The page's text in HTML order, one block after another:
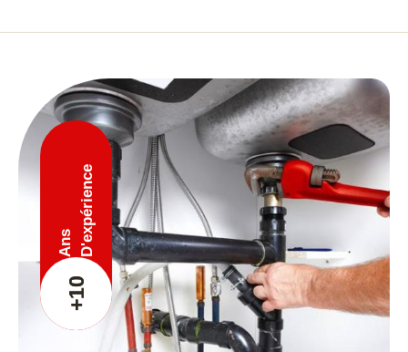
+10
Ans D'expérience